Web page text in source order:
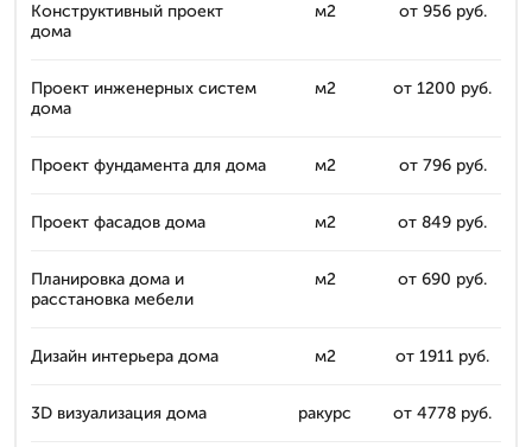
Конструктивный проект
дома
м2 от 956 руб.
Проект инженерных систем
дома
м2 от 1200 руб.
Проект фундамента для дома м2 от 796 руб.
Проект фасадов дома м2 от 849 руб.
Планировка дома и
расстановка мебели
м2 от 690 руб.
Дизайн интерьера дома м2 от 1911 руб.
3D визуализация дома ракурс от 4778 руб.